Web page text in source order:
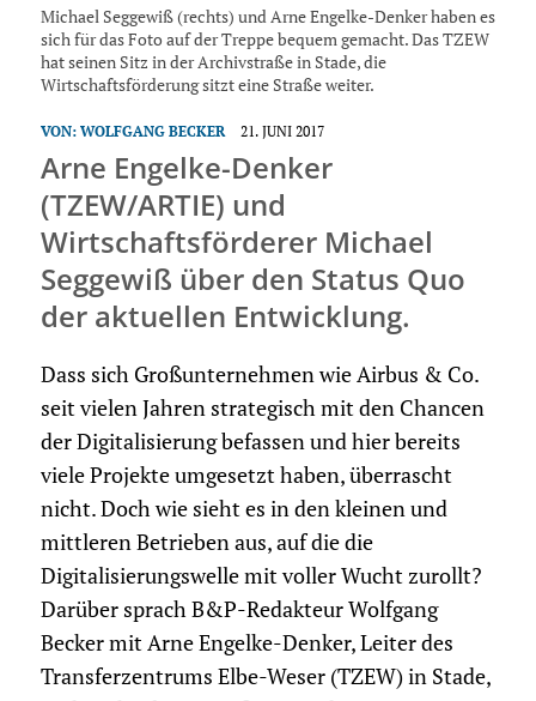
Michael Seggewiß (rechts) und Arne Engelke-Denker haben es
sich für das Foto auf der Treppe bequem gemacht. Das TZEW
hat seinen Sitz in der Archivstraße in Stade, die
Wirtschaftsförderung sitzt eine Straße weiter.
VON: WOLFGANG BECKER 21. JUNI 2017
Arne Engelke-Denker
(TZEW/ARTIE) und
Wirtschaftsförderer Michael
Seggewiß über den Status Quo
der aktuellen Entwicklung.
Dass sich Großunternehmen wie Airbus & Co.
seit vielen Jahren strategisch mit den Chancen
der Digitalisierung befassen und hier bereits
viele Projekte umgesetzt haben, überrascht
nicht. Doch wie sieht es in den kleinen und
mittleren Betrieben aus, auf die die
Digitalisierungswelle mit voller Wucht zurollt?
Darüber sprach B&P-Redakteur Wolfgang
Becker mit Arne Engelke-Denker, Leiter des
Transferzentrums Elbe-Weser (TZEW) in Stade,